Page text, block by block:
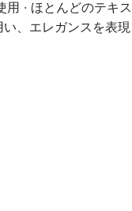
· ほとんどのテキ
、エレガンスを表現